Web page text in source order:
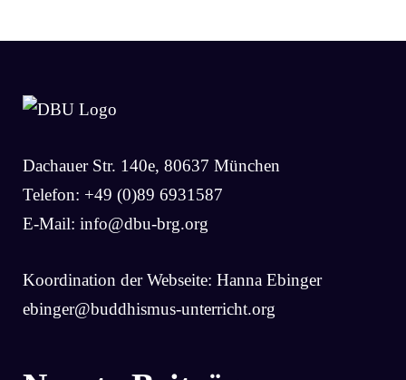
Dachauer Str. 140e, 80637 München
Telefon: +49 (0)89 6931587
E-Mail: info@dbu-brg.org
Koordination der Webseite: Hanna Ebinger
ebinger@buddhismus-unterricht.org